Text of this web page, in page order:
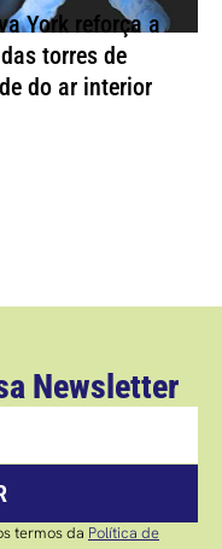
York reforça a
torres de
do ar interior
Newsletter
termos da Política de